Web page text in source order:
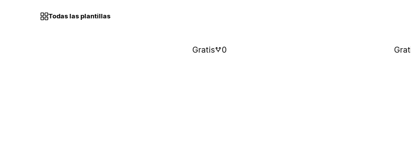
Todas las plantillas
Gratis 0